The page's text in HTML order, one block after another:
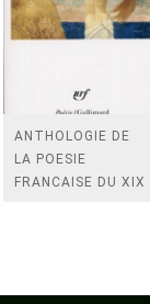
ANTHOLOGIE DE
LA POESIE
FRANCAISE DU XIX